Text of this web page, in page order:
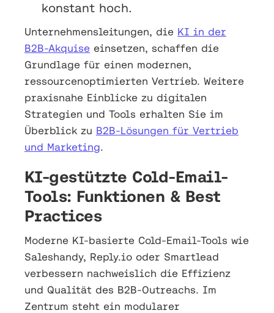
konstant hoch.
Unternehmensleitungen, die KI in der
B2B-Akquise einsetzen, schaffen die
Grundlage für einen modernen,
ressourcenoptimierten Vertrieb. Weitere
praxisnahe Einblicke zu digitalen
Strategien und Tools erhalten Sie im
Überblick zu B2B-Lösungen für Vertrieb
und Marketing.
KI-gestützte Cold-Email-
Tools: Funktionen & Best
Practices
Moderne KI-basierte Cold-Email-Tools wie
Saleshandy, Reply.io oder Smartlead
verbessern nachweislich die Effizienz
und Qualität des B2B-Outreachs. Im
Zentrum steht ein modularer